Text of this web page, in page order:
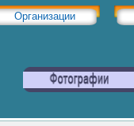
Организации